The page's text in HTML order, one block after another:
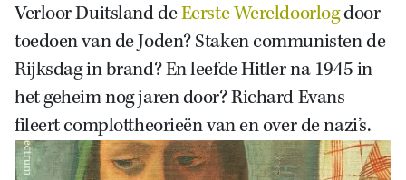
Zoek
Verloor Duitsland deEerste Wereldoorlogdoor
toedoen van de Joden? Staken communisten de
Rijksdag in brand? En leefde Hitler na 1945 in
het geheim nog jaren door? Richard Evans
fileert complottheorieën van en over de nazi’s.